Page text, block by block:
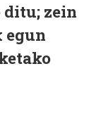
ditu; zein
egun